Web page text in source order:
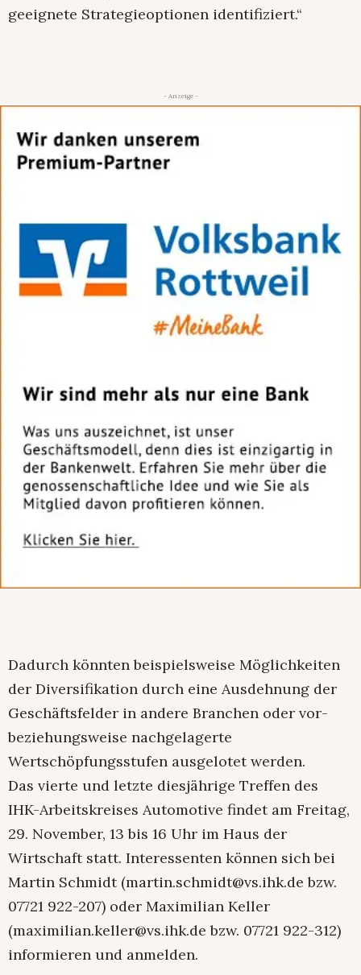
geeignete Strategieoptionen identifiziert.“
- Anzeige -
Dadurch könnten beispielsweise Möglichkeiten
der Diversifikation durch eine Ausdehnung der
Geschäftsfelder in andere Branchen oder vor-
beziehungsweise nachgelagerte
Wertschöpfungsstufen ausgelotet werden.
Das vierte und letzte diesjährige Treffen des
IHK-Arbeitskreises Automotive findet am Freitag,
29. November, 13 bis 16 Uhr im Haus der
Wirtschaft statt. Interessenten können sich bei
Martin Schmidt (martin.schmidt@vs.ihk.de bzw.
07721 922-207) oder Maximilian Keller
(maximilian.keller@vs.ihk.de bzw. 07721 922-312)
informieren und anmelden.